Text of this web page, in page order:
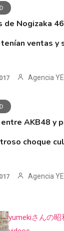
de Nogizaka
ventas y
Agencia
AKB48 y
choque
Agencia
yumekiさんの